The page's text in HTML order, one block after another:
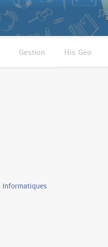
Gestion His Géo
Informatiques